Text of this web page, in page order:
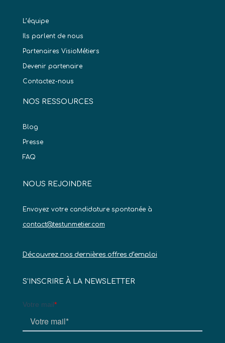
L’équipe
Ils parlent de nous
Partenaires VisioMétiers
Devenir partenaire
Contactez-nous
NOS RESSOURCES
Blog
Presse
FAQ
NOUS REJOINDRE
Envoyez votre candidature spontanée à
contact@testunmetier.com
Découvrez nos dernières offres d’emploi
S’INSCRIRE À LA NEWSLETTER